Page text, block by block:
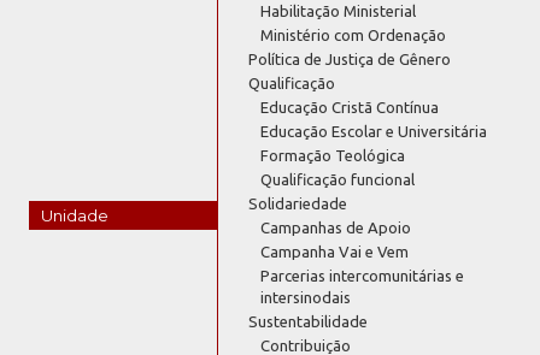
Unidade
Habilitação Ministerial
Ministério com Ordenação
Política de Justiça de Gênero
Qualificação
Educação Cristã Contínua
Educação Escolar e Universitária
Formação Teológica
Qualificação funcional
Solidariedade
Campanhas de Apoio
Campanha Vai e Vem
Parcerias intercomunitárias e
intersinodais
Sustentabilidade
Contribuição